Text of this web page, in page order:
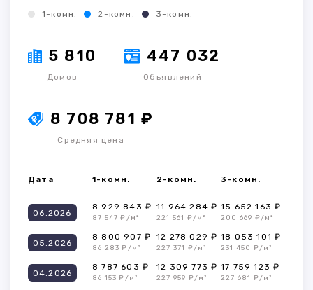
1-комн. 2-комн. 3-комн.
5 810
Домов
447 032
Объявлений
8 708 781 ₽
Средняя цена
Дата 1-комн. 2-комн. 3-комн.
06.2026
8 929 843 ₽
87 547 ₽/м²
11 964 284 ₽
221 561 ₽/м²
15 652 163 ₽
200 669 ₽/м²
05.2026
8 800 907 ₽
86 283 ₽/м²
12 278 029 ₽
227 371 ₽/м²
18 053 101 ₽
231 450 ₽/м²
04.2026
8 787 603 ₽
86 153 ₽/м²
12 309 773 ₽
227 959 ₽/м²
17 759 123 ₽
227 681 ₽/м²